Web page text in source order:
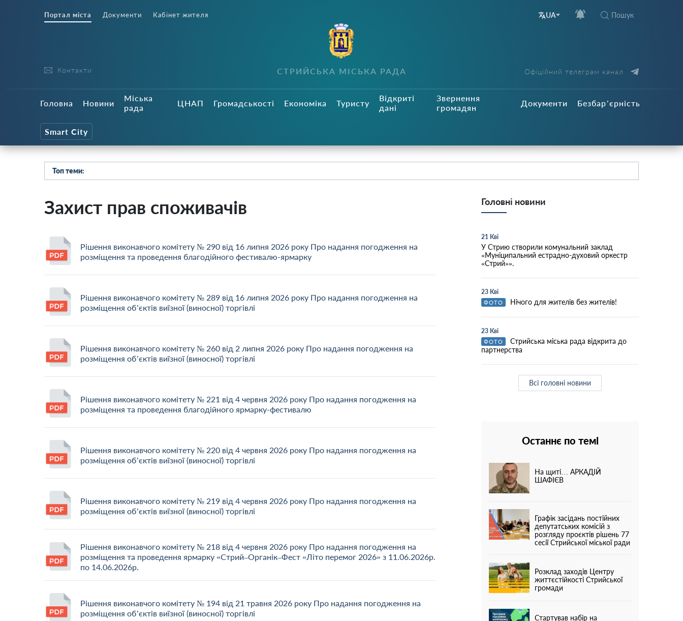
Портал міста Документи Кабінет жителя UA Пошук
Контакти СТРИЙСЬКА МІСЬКА РАДА Офіційний телеграм канал
Головна Новини
Міська
рада
ЦНАП Громадськості Економіка Туристу
Відкриті
дані
Звернення
громадян
Документи Безбар’єрність
Smart City
Топ теми:
Захист прав споживачів
Рішення виконавчого комітету № 290 від 16 липня 2026 року Про надання погодження на
розміщення та проведення благодійного фестивалю-ярмарку
Рішення виконавчого комітету № 289 від 16 липня 2026 року Про надання погодження на
розміщення об’єктів виїзної (виносної) торгівлі
Рішення виконавчого комітету № 260 від 2 липня 2026 року Про надання погодження на
розміщення об’єктів виїзної (виносної) торгівлі
Рішення виконавчого комітету № 221 від 4 червня 2026 року Про надання погодження на
розміщення та проведення благодійного ярмарку-фестивалю
Рішення виконавчого комітету № 220 від 4 червня 2026 року Про надання погодження на
розміщення об’єктів виїзної (виносної) торгівлі
Рішення виконавчого комітету № 219 від 4 червня 2026 року Про надання погодження на
розміщення об’єктів виїзної (виносної) торгівлі
Рішення виконавчого комітету № 218 від 4 червня 2026 року Про надання погодження на
розміщення та проведення ярмарку «Стрий–Органік–Фест «Літо перемог 2026» з 11.06.2026р.
по 14.06.2026р.
Рішення виконавчого комітету № 194 від 21 травня 2026 року Про надання погодження на
розміщення об’єктів виїзної (виносної) торгівлі
Головні новини
21 Кві
У Стрию створили комунальний заклад
«Муніципальний естрадно-духовий оркестр
«Стрий»».
23 Кві
ФОТО Нічого для жителів без жителів!
23 Кві
ФОТО
Стрийська міська рада відкрита до
партнерства
Всі головні новини
Останнє по темі
На щиті… АРКАДІЙ
ШАФІЄВ
Графік засідань постійних
депутатських комісій з
розгляду проєктів рішень 77
сесії Стрийської міської ради
Розклад заходів Центру
життєстійкості Стрийської
громади
Стартував набір на